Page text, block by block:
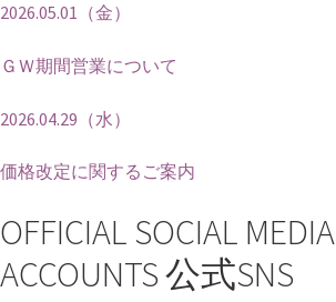
2026.05.01（金）
ＧＷ期間営業について
2026.04.29（水）
価格改定に関するご案内
OFFICIAL SOCIAL MEDIA
ACCOUNTS公式SNS